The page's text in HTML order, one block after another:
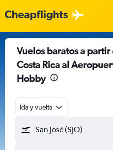
Vuelos baratos a
Costa Rica al
Hobby
Ida y vuelta
San José (SJO)